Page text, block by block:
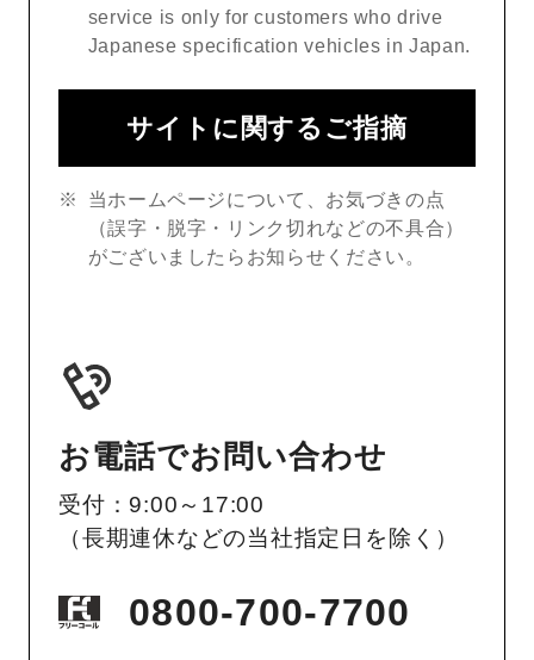
service is only for customers who drive
Japanese specification vehicles in Japan.
サイトに関するご指摘
当ホームページについて、お気づきの点
（誤字・脱字・リンク切れなどの不具合）
がございましたらお知らせください。
お電話でお問い合わせ
受付：9:00～17:00
（長期連休などの当社指定日を除く）
0800-700-7700